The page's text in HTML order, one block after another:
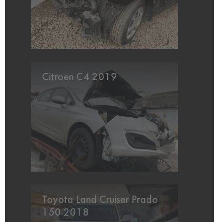
Citroen C4 2019
Toyota Land Cruiser Prado
150 2018